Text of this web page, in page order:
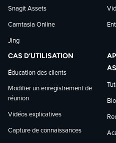
Snagit Assets
Camtasia Online
Jing
CAS D’UTILISATION
Éducation des clients
Modifier un enregistrement de
réunion
Vidéos explicatives
Capture de connaissances